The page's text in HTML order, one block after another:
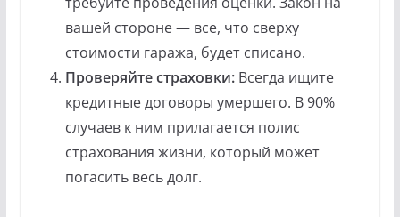
вашей стороне — все, что сверху
стоимости гаража, будет списано.
Проверяйте страховки:Всегда ищите
кредитные договоры умершего. В 90%
случаев к ним прилагается полис
страхования жизни, который может
погасить весь долг.